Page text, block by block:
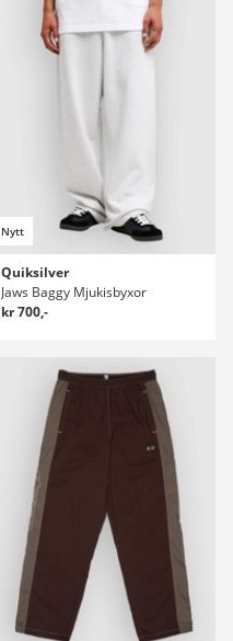
Nytt
Quiksilver
Jaws Baggy Mjukisbyxor
kr 700,-